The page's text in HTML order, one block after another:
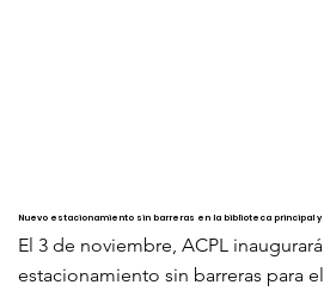
Nuevo estacionamiento sin barreras en la biblioteca principal
El 3 de noviembre, ACPL
estacionamiento sin barreras para